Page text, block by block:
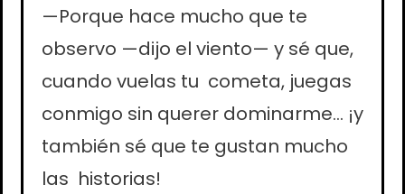
—Porque hace mucho que te
observo —dijo el viento— y sé que,
cuando vuelas tu cometa, juegas
conmigo sin querer dominarme… ¡y
también sé que te gustan mucho
las historias!